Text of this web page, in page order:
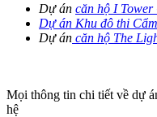
Dự án căn hộ I
Dự án Khu đô thi
Dự án căn hộ The
Mọi thông tin chi tiết về dự
hệ